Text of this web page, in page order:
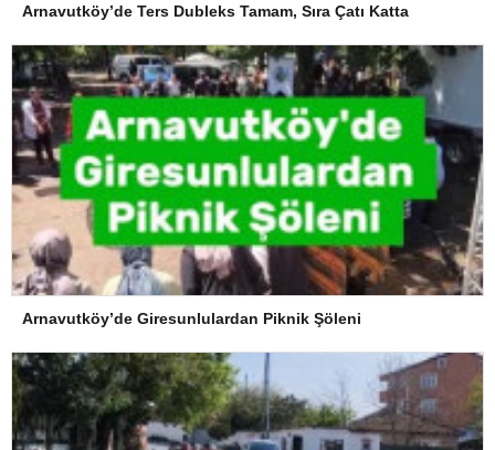
Arnavutköy’de Ters Dubleks Tamam, Sıra Çatı Katta
Arnavutköy’de Giresunlulardan Piknik Şöleni